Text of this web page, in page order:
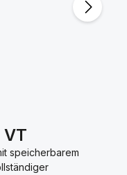
VT
speicherbarem